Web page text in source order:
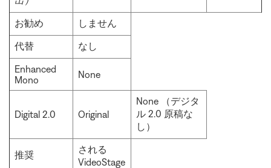
お勧め しません
代替 なし
Enhanced
Mono
None
Digital 2.0 Original
None （デジタ
ル 2.0 原稿な
し）
推奨
される
VideoStage